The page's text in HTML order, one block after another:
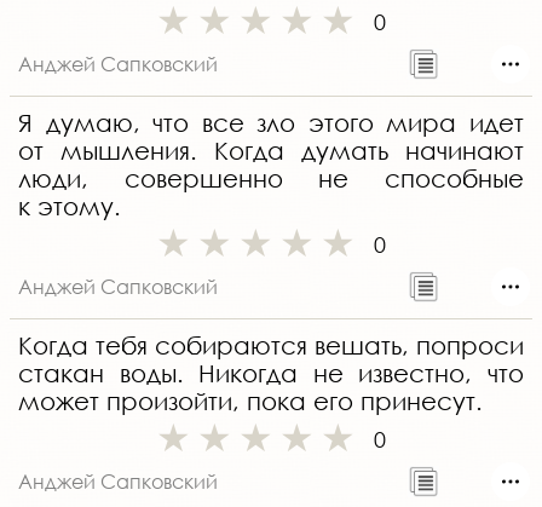
0
Анджей Сапковский
Я думаю, что все зло этого мира идет
от мышления. Когда думать начинают
люди, совершенно не способные
к этому.
0
Анджей Сапковский
Когда тебя собираются вешать, попроси
стакан воды. Никогда не известно, что
может произойти, пока его принесут.
0
Анджей Сапковский